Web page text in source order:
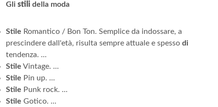
Gli stili della moda
Stile Romantico / Bon Ton. Semplice da indossare, a
prescindere dall'età, risulta sempre attuale e spesso di
tendenza. ...
Stile Vintage. ...
Stile Pin up. ...
Stile Punk rock. ...
Stile Gotico. ...